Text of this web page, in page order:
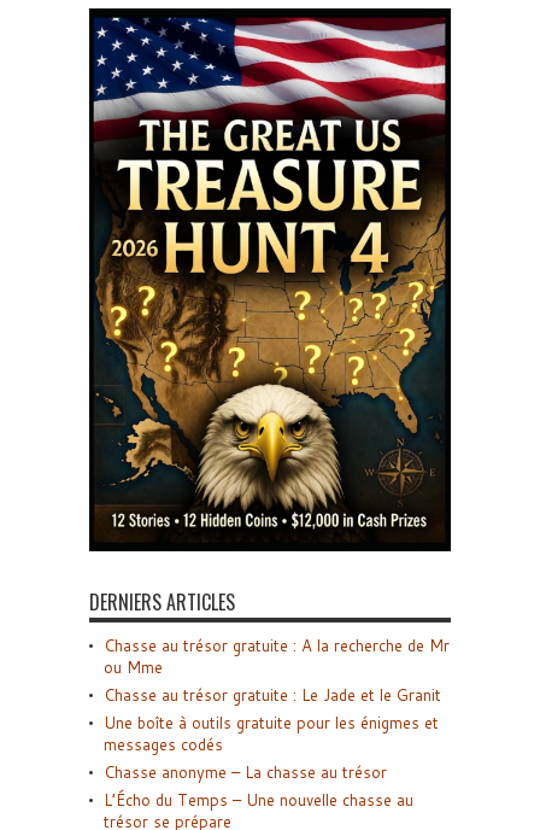
DERNIERS ARTICLES
Chasse au trésor gratuite : A la recherche de Mr
ou Mme
Chasse au trésor gratuite : Le Jade et le Granit
Une boîte à outils gratuite pour les énigmes et
messages codés
Chasse anonyme – La chasse au trésor
L’Écho du Temps – Une nouvelle chasse au
trésor se prépare